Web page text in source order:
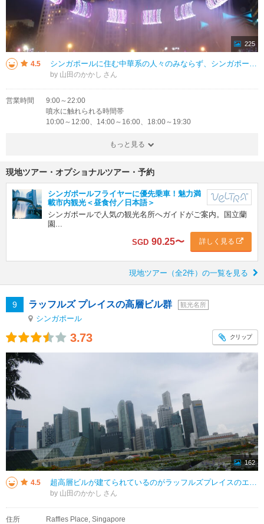
225
4.5 シンガポールに住む中華系の人々のみならず、シンガポールリアンは風水を信じる人々が多いです。この富の噴水はショッピング街に在り噴水の周りを3回るとご利益が有ると言われて人気のパワースポットになっていますので見学に行きました。
by 山田のかかし
営業時間
9:00～22:00
噴水に触れられる時間帯
10:00～12:00、14:00～16:00、18:00～19:30
もっと見る
現地ツアー・オプショナルツアー・予約
シンガポールフライヤーに優先乗車！魅力満
載市内観光＜昼食付／日本語＞
シンガポールで人気の観光名所へガイドがご案内。国立蘭
園...
SGD 90.25〜 詳しく見る
現地ツアー（全2件）の一覧を見る
9 ラッフルズ プレイスの高層ビル群 観光名所
シンガポール
3.73 クリップ
162
4.5 超高層ビルが建てられているのがラッフルズプレイスのエリアです。再開されたマリーナ・ベイを望めるので風光が素晴らしいです。シンガポールの経済が発展しているのがこの高層ビル群で良く分かります。日中はシンガポールリアンの勤め人が
by 山田のかかし
住所 Raffles Place, Singapore